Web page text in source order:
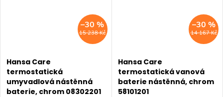
15 238 Kč
–30 %
Hansa Care
termostatická
umyvadlová nástěnná
baterie, chrom 08302201
14 167 Kč
–30 %
Hansa Care
termostatická vanová
baterie nástěnná, chrom
58101201